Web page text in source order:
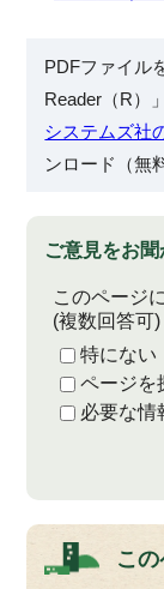
PDFファイル
Reader（R）
システムズ社
ンロード（無
ご意見をお
このページ
(複数回答可)
特にない
ページを
必要な情
こ